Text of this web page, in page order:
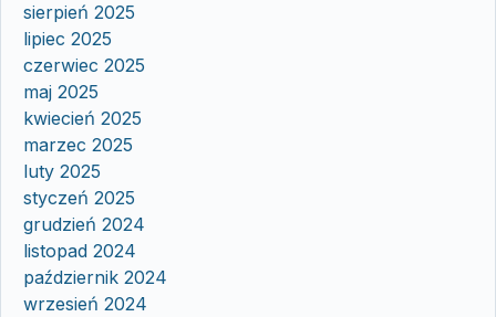
sierpień 2025
lipiec 2025
czerwiec 2025
maj 2025
kwiecień 2025
marzec 2025
luty 2025
styczeń 2025
grudzień 2024
listopad 2024
październik 2024
wrzesień 2024